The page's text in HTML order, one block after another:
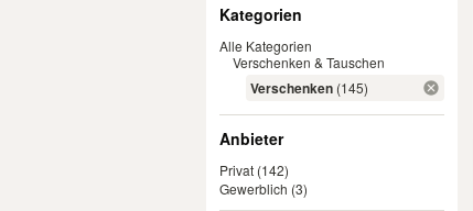
Kategorien
Alle Kategorien
Verschenken & Tauschen
Verschenken (145)
Anbieter
Privat (142)
Gewerblich (3)